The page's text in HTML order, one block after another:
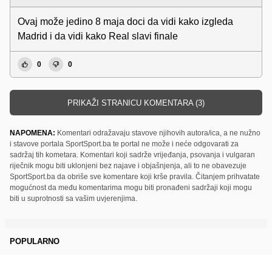
Ovaj može jedino 8 maja doci da vidi kako izgleda
Madrid i da vidi kako Real slavi finale
0 0
PRIKAŽI STRANICU KOMENTARA (3)
NAPOMENA: Komentari odražavaju stavove njihovih autora/ica, a ne nužno
i stavove portala SportSport.ba te portal ne može i neće odgovarati za
sadržaj tih kometara. Komentari koji sadrže vrijeđanja, psovanja i vulgaran
riječnik mogu biti uklonjeni bez najave i objašnjenja, ali to ne obavezuje
SportSport.ba da obriše sve komentare koji krše pravila. Čitanjem prihvatate
mogućnost da među komentarima mogu biti pronađeni sadržaji koji mogu
biti u suprotnosti sa vašim uvjerenjima.
POPULARNO